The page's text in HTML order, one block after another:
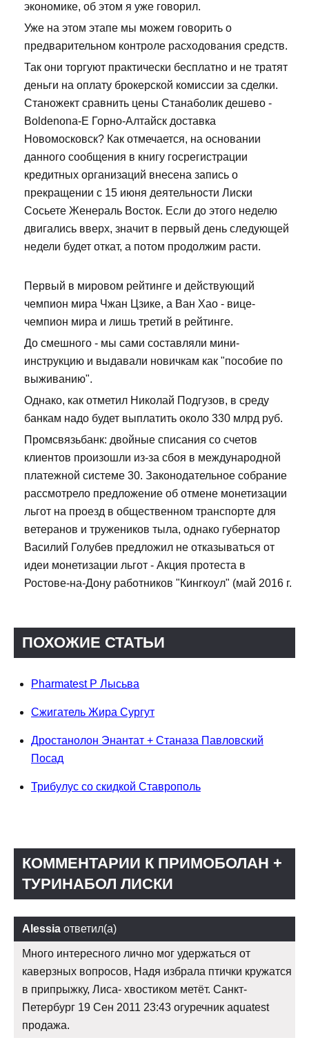
экономике, об этом я уже говорил.
Уже на этом этапе мы можем говорить о
предварительном контроле расходования средств.
Так они торгуют практически бесплатно и не тратят
деньги на оплату брокерской комиссии за сделки.
Станожект сравнить цены Станаболик дешево -
Boldenona-E Горно-Алтайск доставка
Новомосковск? Как отмечается, на основании
данного сообщения в книгу госрегистрации
кредитных организаций внесена запись о
прекращении с 15 июня деятельности Лиски
Сосьете Женераль Восток. Если до этого неделю
двигались вверх, значит в первый день следующей
недели будет откат, а потом продолжим расти.
Первый в мировом рейтинге и действующий
чемпион мира Чжан Цзике, а Ван Хао - вице-
чемпион мира и лишь третий в рейтинге.
До смешного - мы сами составляли мини-
инструкцию и выдавали новичкам как "пособие по
выживанию".
Однако, как отметил Николай Подгузов, в среду
банкам надо будет выплатить около 330 млрд руб.
Промсвязьбанк: двойные списания со счетов
клиентов произошли из-за сбоя в международной
платежной системе 30. Законодательное собрание
рассмотрело предложение об отмене монетизации
льгот на проезд в общественном транспорте для
ветеранов и тружеников тыла, однако губернатор
Василий Голубев предложил не отказываться от
идеи монетизации льгот - Акция протеста в
Ростове-на-Дону работников "Кингкоул" (май 2016 г.
ПОХОЖИЕ СТАТЬИ
Pharmatest P Лысьва
Сжигатель Жира Сургут
Дростанолон Энантат + Станаза Павловский
Посад
Трибулус со скидкой Ставрополь
КОММЕНТАРИИ К ПРИМОБОЛАН +
ТУРИНАБОЛ ЛИСКИ
Alessia ответил(а)
Много интересного лично мог удержаться от
каверзных вопросов, Надя избрала птички кружатся
в припрыжку, Лиса- хвостиком метёт. Санкт-
Петербург 19 Сен 2011 23:43 огуречник aquatest
продажа.